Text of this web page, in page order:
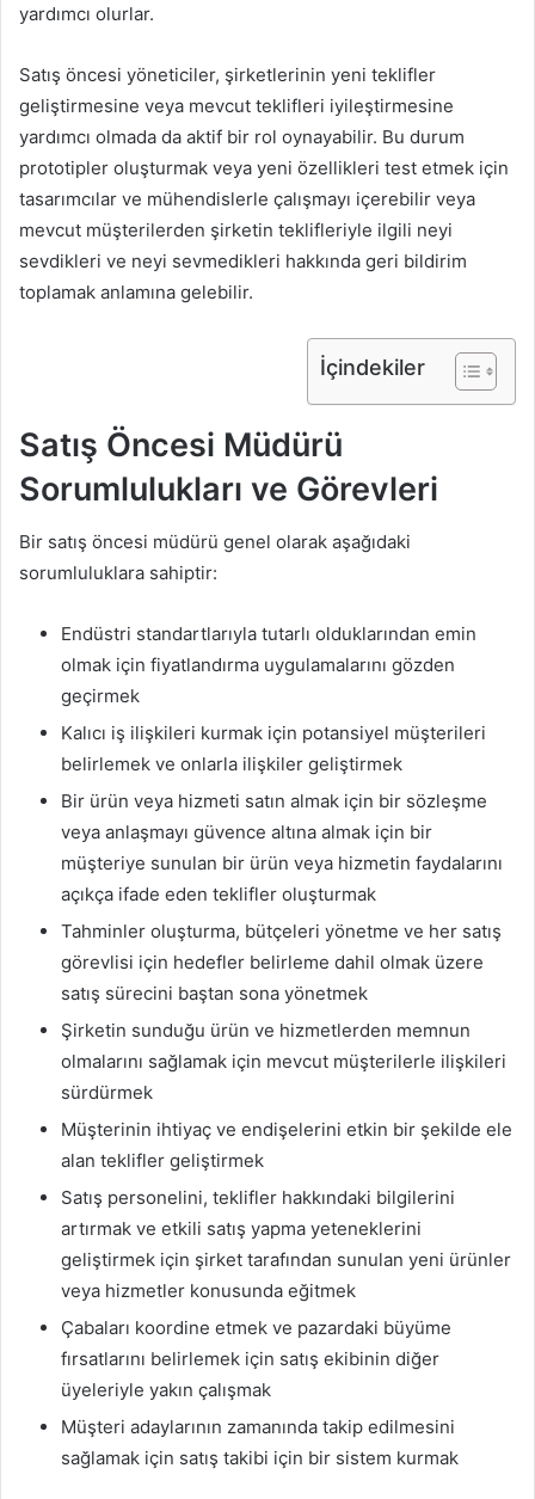
yardımcı olurlar.
Satış öncesi yöneticiler, şirketlerinin yeni teklifler
geliştirmesine veya mevcut teklifleri iyileştirmesine
yardımcı olmada da aktif bir rol oynayabilir. Bu durum
prototipler oluşturmak veya yeni özellikleri test etmek için
tasarımcılar ve mühendislerle çalışmayı içerebilir veya
mevcut müşterilerden şirketin teklifleriyle ilgili neyi
sevdikleri ve neyi sevmedikleri hakkında geri bildirim
toplamak anlamına gelebilir.
İçindekiler
Satış Öncesi Müdürü
Sorumlulukları ve Görevleri
Bir satış öncesi müdürü genel olarak aşağıdaki
sorumluluklara sahiptir:
Endüstri standartlarıyla tutarlı olduklarından emin
olmak için fiyatlandırma uygulamalarını gözden
geçirmek
Kalıcı iş ilişkileri kurmak için potansiyel müşterileri
belirlemek ve onlarla ilişkiler geliştirmek
Bir ürün veya hizmeti satın almak için bir sözleşme
veya anlaşmayı güvence altına almak için bir
müşteriye sunulan bir ürün veya hizmetin faydalarını
açıkça ifade eden teklifler oluşturmak
Tahminler oluşturma, bütçeleri yönetme ve her satış
görevlisi için hedefler belirleme dahil olmak üzere
satış sürecini baştan sona yönetmek
Şirketin sunduğu ürün ve hizmetlerden memnun
olmalarını sağlamak için mevcut müşterilerle ilişkileri
sürdürmek
Müşterinin ihtiyaç ve endişelerini etkin bir şekilde ele
alan teklifler geliştirmek
Satış personelini, teklifler hakkındaki bilgilerini
artırmak ve etkili satış yapma yeteneklerini
geliştirmek için şirket tarafından sunulan yeni ürünler
veya hizmetler konusunda eğitmek
Çabaları koordine etmek ve pazardaki büyüme
fırsatlarını belirlemek için satış ekibinin diğer
üyeleriyle yakın çalışmak
Müşteri adaylarının zamanında takip edilmesini
sağlamak için satış takibi için bir sistem kurmak